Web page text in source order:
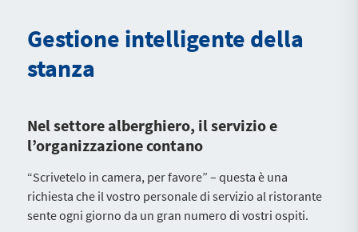
Gestione intelligente della
stanza
Nel settore alberghiero, il servizio e
l’organizzazione contano
“Scrivetelo in camera, per favore” – questa è una
richiesta che il vostro personale di servizio al ristorante
sente ogni giorno da un gran numero di vostri ospiti.